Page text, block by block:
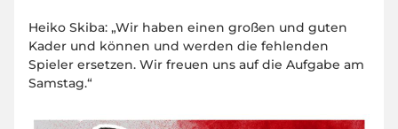
Heiko Skiba: „Wir haben einen großen und guten
Kader und können und werden die fehlenden
Spieler ersetzen. Wir freuen uns auf die Aufgabe am
Samstag.“